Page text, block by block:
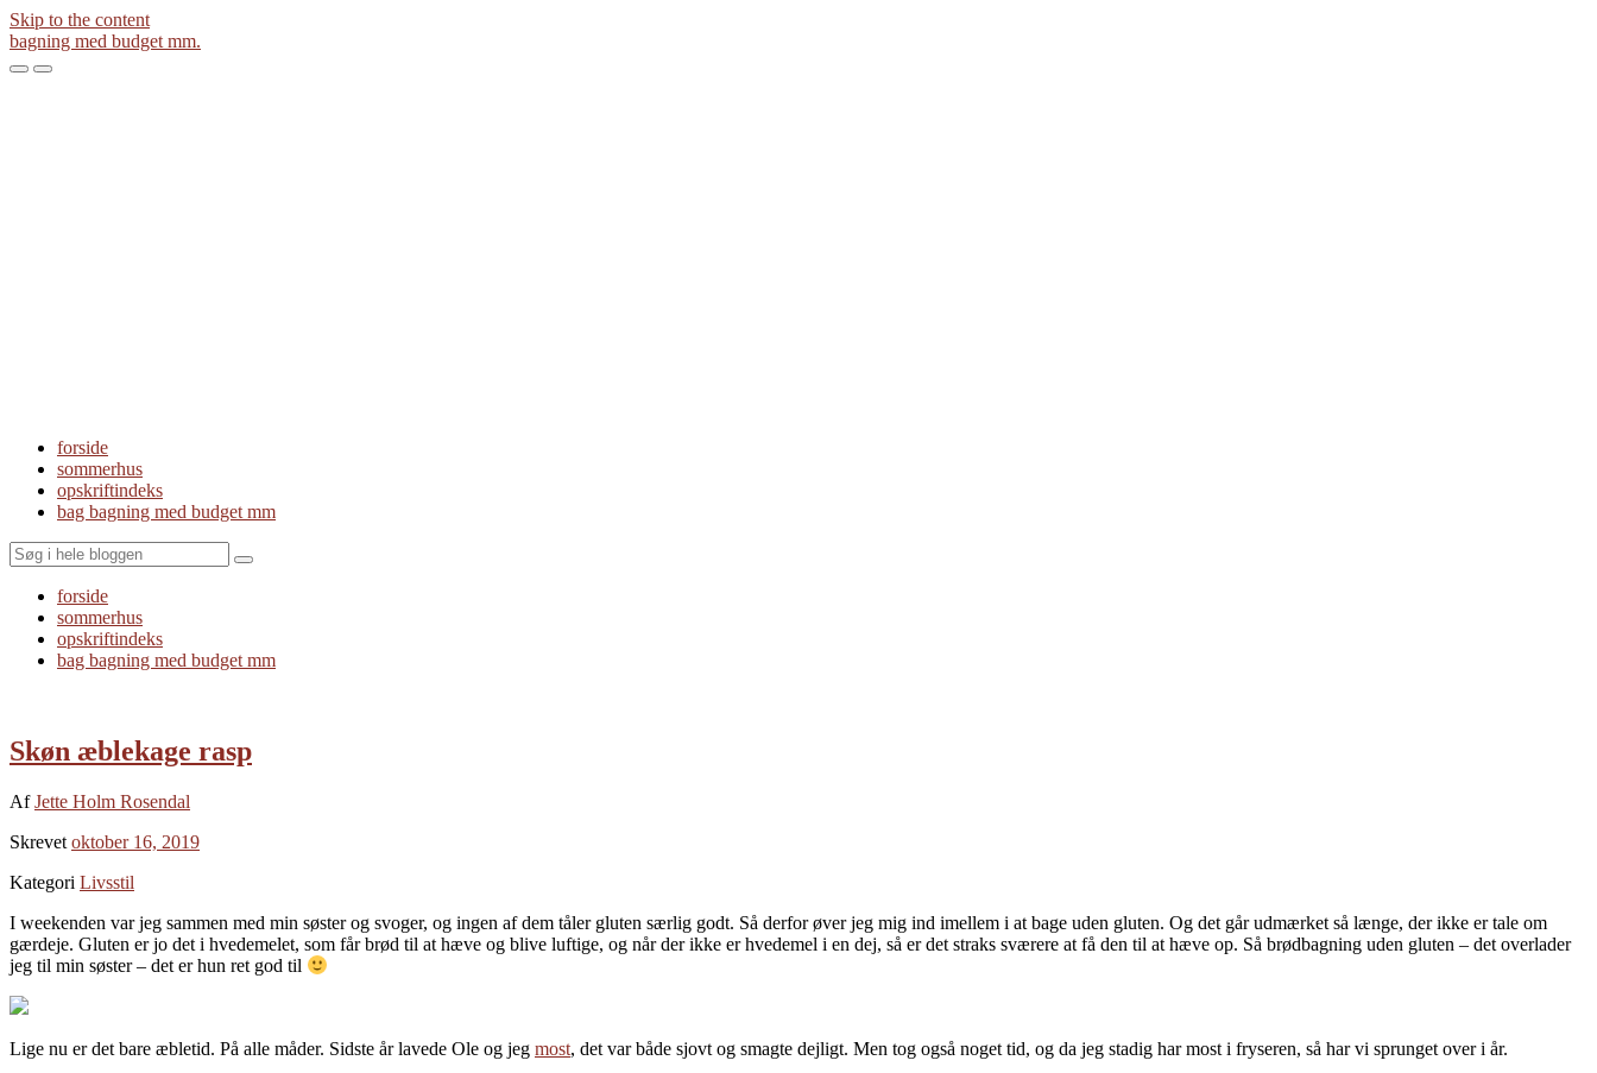
Skip to the content
bagning med budget mm.
ToggleToggle
forside
sommerhus
opskriftindeks
bag bagning med budget mm
Search
forside
sommerhus
opskriftindeks
bag bagning med budget mm
Skøn æblekage rasp
AfJette Holm Rosendal
Skrevet oktober 16, 2019
Kategori Livsstil
I weekenden var jeg sammen med min søster og svoger, og ingen af dem tåler gluten særlig godt. Så derfor øver jeg mig ind imellem i at bage uden gluten. Og det går udmærket så længe, der ikke er tale om
gærdeje. Gluten er jo det i hvedemelet, som får brød til at hæve og blive luftige, og når der ikke er hvedemel i en dej, så er det straks sværere at få den til at hæve op. Så brødbagning uden gluten – det overlader
jeg til min søster – det er hun ret god til
Lige nu er det bare æbletid. På alle måder. Sidste år lavede Ole og jeg most, det var både sjovt og smagte dejligt. Men tog også noget tid, og da jeg stadig har most i fryseren, så har vi sprunget over i år.